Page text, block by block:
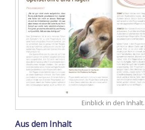
Einblick in den Inhalt.
Aus dem Inhalt